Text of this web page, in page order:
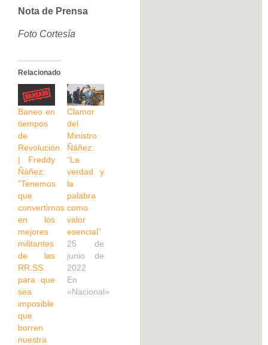
Nota de Prensa
Foto Cortesía
Relacionado
Baneo en
tiempos
de
Revolución
| Freddy
Ñáñez:
“Tenemos
que
convertirnos
en los
mejores
militantes
de las
RR.SS.
para que
sea
imposible
que
borren
nuestra
Clamor
del
Ministro
Ñáñez:
“La
verdad y
la
palabra
como
valor
esencial”
25 de
junio de
2022
En
«Nacional»